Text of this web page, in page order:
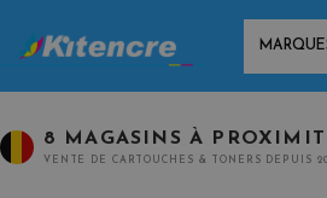
8 MAGASINS À
VENTE DE CARTOUCHES & TONERS DEPUIS